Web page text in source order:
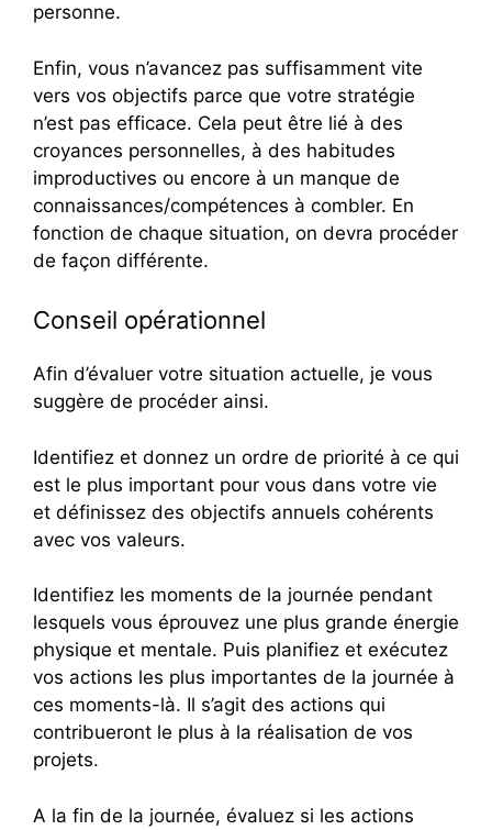
personne.
Enfin, vous n’avancez pas suffisamment vite
vers vos objectifs parce que votre stratégie
n’est pas efficace. Cela peut être lié à des
croyances personnelles, à des habitudes
improductives ou encore à un manque de
connaissances/compétences à combler. En
fonction de chaque situation, on devra procéder
de façon différente.
Conseil opérationnel
Afin d’évaluer votre situation actuelle, je vous
suggère de procéder ainsi.
Identifiez et donnez un ordre de priorité à ce qui
est le plus important pour vous dans votre vie
et définissez des objectifs annuels cohérents
avec vos valeurs.
Identifiez les moments de la journée pendant
lesquels vous éprouvez une plus grande énergie
physique et mentale. Puis planifiez et exécutez
vos actions les plus importantes de la journée à
ces moments-là. Il s’agit des actions qui
contribueront le plus à la réalisation de vos
projets.
A la fin de la journée, évaluez si les actions